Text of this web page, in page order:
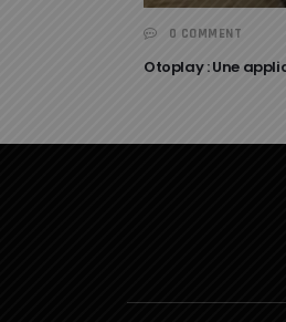
0 COMMENT
Otoplay : Une